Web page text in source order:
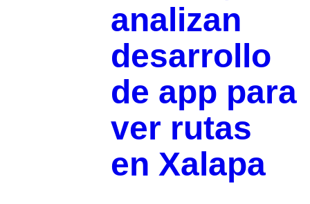
analizan
desarrollo
de app para
ver rutas
en Xalapa